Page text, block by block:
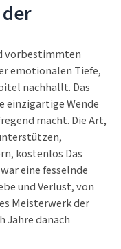
der
vorbestimmten
emotionalen Tiefe,
nachhallt. Das
einzigartige Wende
macht. Die Art,
kostenlos Das
eine fesselnde
und Verlust, von
Meisterwerk der
Jahre danach